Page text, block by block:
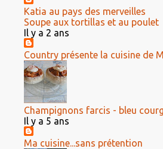
Katia au pays des merveilles
Soupe aux tortillas et au poulet
Il y a 2 ans
Country présente la cuisine de
Champignons farcis - bleu
Il y a 5 ans
Ma cuisine...sans prétention